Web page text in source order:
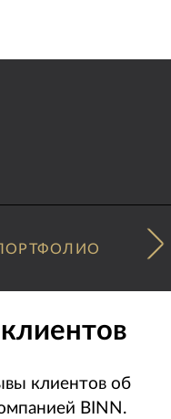
клиентов об
BINN.